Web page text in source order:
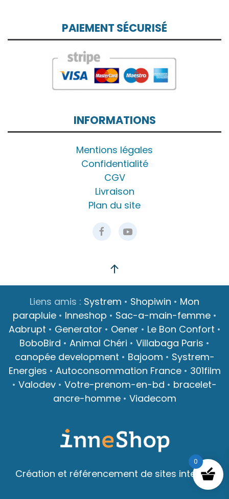
PAIEMENT SÉCURISÉ
INFORMATIONS
Mentions légales
Confidentialité
CGV
Livraison
Plan du site
Liens amis : Systrem • Shopiwin • Mon
parapluie• Inneshop • Sac-a-main-femme•
Aabrupt • Generator • Oener • Le Bon Confort •
BoboBird • Animal Chéri • Villabaga Paris •
canopée development • Bajoom • Systrem-
Energies • Autoconsommation France• 301film
• Valodev • Votre-prenom-en-bd • bracelet-
ancre-homme• Viadecom
0
Création et référencement de sites internet